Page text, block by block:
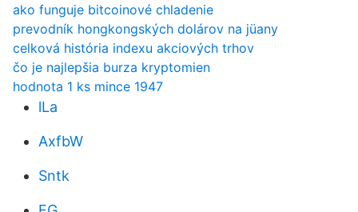
ako funguje bitcoinové chladenie
prevodník hongkongských dolárov na jüany
celková história indexu akciových trhov
čo je najlepšia burza kryptomien
hodnota 1 ks mince 1947
lLa
AxfbW
Sntk